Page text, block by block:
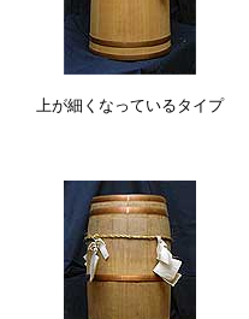
上が細くなっているタイプ